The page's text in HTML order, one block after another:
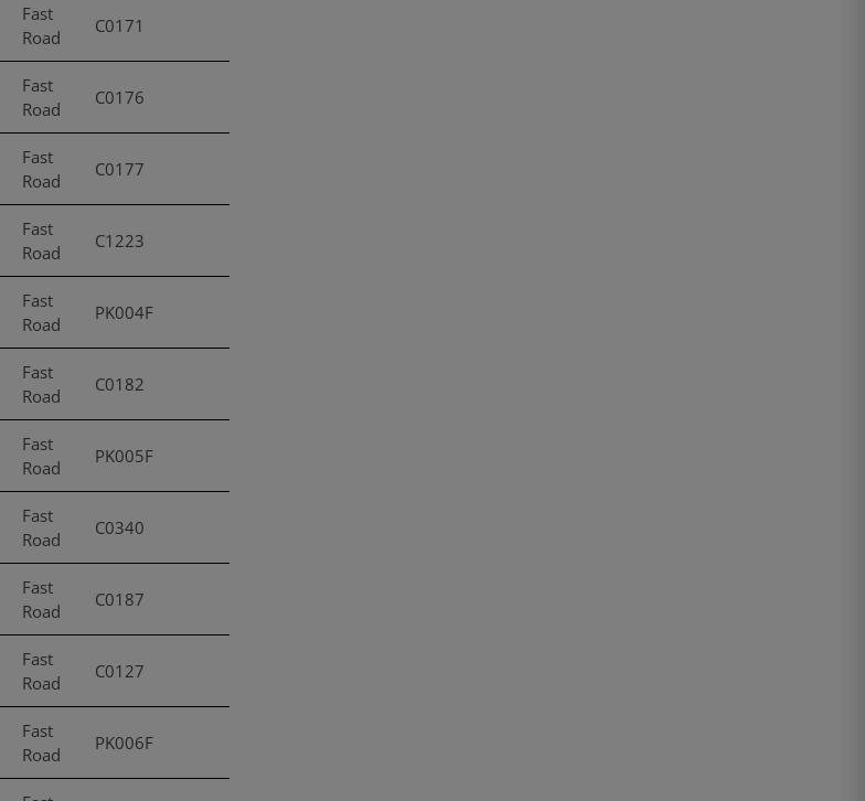
Fast
Road
C0171
Fast
Road
C0176
Fast
Road
C0177
Fast
Road
C1223
Fast
Road
PK004F
Fast
Road
C0182
Fast
Road
PK005F
Fast
Road
C0340
Fast
Road
C0187
Fast
Road
C0127
Fast
Road
PK006F